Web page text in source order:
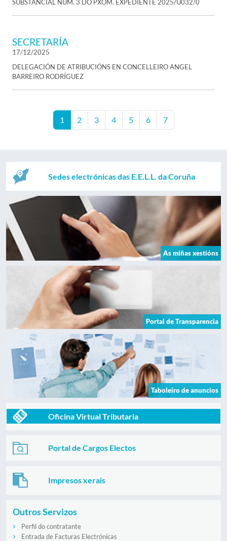
SUBSTANCIAL NÚM. 3 DO PXOM. EXPEDIENTE 2025/U032/0
SECRETARÍA
17/12/2025
DELEGACIÓN DE ATRIBUCIÓNS EN CONCELLEIRO ANGEL
BARREIRO RODRÍGUEZ
1 2 3 4 5 6 7
Sedes electrónicas das E.E.L.L. da Coruña
As miñas xestións
Portal de Transparencia
Taboleiro de anuncios
Oficina Virtual Tributaria
Portal de Cargos Electos
Impresos xerais
Outros Servizos
Perfil do contratante
Entrada de Facturas Electrónicas